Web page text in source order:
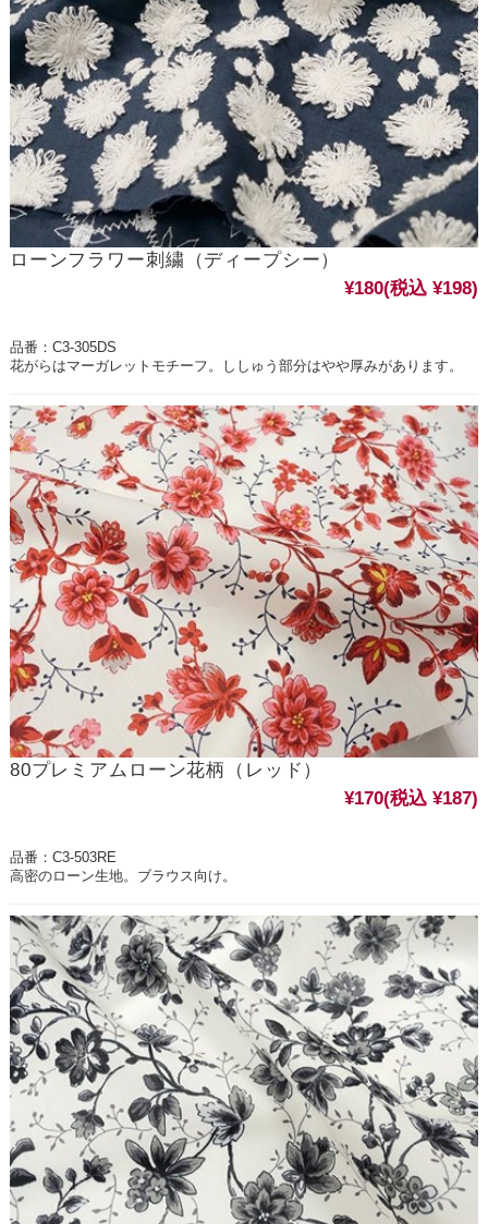
ローンフラワー刺繍（ディープシー）
¥180(税込 ¥198)
品番：C3-305DS
花がらはマーガレットモチーフ。ししゅう部分はやや厚みがあります。
80プレミアムローン花柄（レッド）
¥170(税込 ¥187)
品番：C3-503RE
高密のローン生地。ブラウス向け。